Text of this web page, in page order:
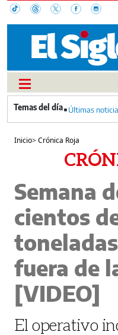
Últimas
Inicio>Crónica Roja
Semana
cientos
fuera de
[VIDEO]
El operativo